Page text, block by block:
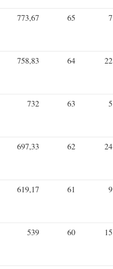
773,67 65 7
758,83 64 22
732 63 5
697,33 62 24
619,17 61 9
539 60 15